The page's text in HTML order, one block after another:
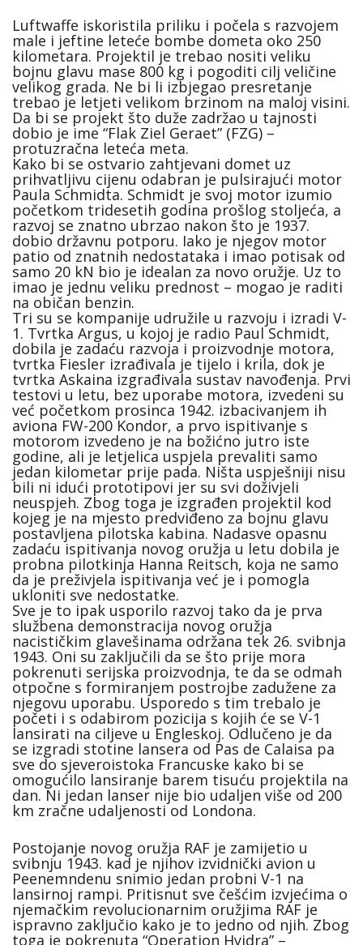
Luftwaffe iskoristila priliku i počela s razvojem
male i jeftine leteće bombe dometa oko 250
kilometara. Projektil je trebao nositi veliku
bojnu glavu mase 800 kg i pogoditi cilj veličine
velikog grada. Ne bi li izbjegao presretanje
trebao je letjeti velikom brzinom na maloj visini.
Da bi se projekt što duže zadržao u tajnosti
dobio je ime “Flak Ziel Geraet” (FZG) –
protuzračna leteća meta.
Kako bi se ostvario zahtjevani domet uz
prihvatljivu cijenu odabran je pulsirajući motor
Paula Schmidta. Schmidt je svoj motor izumio
početkom tridesetih godina prošlog stoljeća, a
razvoj se znatno ubrzao nakon što je 1937.
dobio državnu potporu. Iako je njegov motor
patio od znatnih nedostataka i imao potisak od
samo 20 kN bio je idealan za novo oružje. Uz to
imao je jednu veliku prednost – mogao je raditi
na običan benzin.
Tri su se kompanije udružile u razvoju i izradi V-
1. Tvrtka Argus, u kojoj je radio Paul Schmidt,
dobila je zadaću razvoja i proizvodnje motora,
tvrtka Fiesler izrađivala je tijelo i krila, dok je
tvrtka Askaina izgrađivala sustav navođenja. Prvi
testovi u letu, bez uporabe motora, izvedeni su
već početkom prosinca 1942. izbacivanjem ih
aviona FW-200 Kondor, a prvo ispitivanje s
motorom izvedeno je na božićno jutro iste
godine, ali je letjelica uspjela prevaliti samo
jedan kilometar prije pada. Ništa uspješniji nisu
bili ni idući prototipovi jer su svi doživjeli
neuspjeh. Zbog toga je izgrađen projektil kod
kojeg je na mjesto predviđeno za bojnu glavu
postavljena pilotska kabina. Nadasve opasnu
zadaću ispitivanja novog oružja u letu dobila je
probna pilotkinja Hanna Reitsch, koja ne samo
da je preživjela ispitivanja već je i pomogla
ukloniti sve nedostatke.
Sve je to ipak usporilo razvoj tako da je prva
službena demonstracija novog oružja
nacističkim glavešinama održana tek 26. svibnja
1943. Oni su zaključili da se što prije mora
pokrenuti serijska proizvodnja, te da se odmah
otpočne s formiranjem postrojbe zadužene za
njegovu uporabu. Usporedo s tim trebalo je
početi i s odabirom pozicija s kojih će se V-1
lansirati na ciljeve u Engleskoj. Odlučeno je da
se izgradi stotine lansera od Pas de Calaisa pa
sve do sjeveroistoka Francuske kako bi se
omogućilo lansiranje barem tisuću projektila na
dan. Ni jedan lanser nije bio udaljen više od 200
km zračne udaljenosti od Londona.
Postojanje novog oružja RAF je zamijetio u
svibnju 1943. kad je njihov izvidnički avion u
Peenemndenu snimio jedan probni V-1 na
lansirnoj rampi. Pritisnut sve češćim izvjećima o
njemačkim revolucionarnim oružjima RAF je
ispravno zaključio kako je to jedno od njih. Zbog
toga je pokrenuta “Operation Hyidra” –